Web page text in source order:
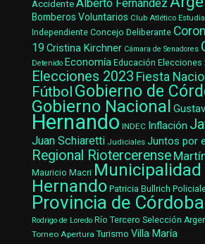
AccidenteAlberto Fernández
Bomberos Voluntarios Club Atlético
Independiente Concejo Deliberante
19 Cristina Kirchner Cámara de Senadores
Detenido Economía Educación Elecciones
Elecciones 2023 Fiesta
Fútbol Gobierno de
Gobierno Nacional
Hernando INDEC Inflación
Juan Schiaretti Judiciales Juntos por
Regional Riotercerense
Mauricio Macri Municipalidad
Hernando Patricia Bullrich
Provincia de Córdoba
Rodrigo de Loredo Río Tercero Selección
Torneo Apertura Turismo Villa María